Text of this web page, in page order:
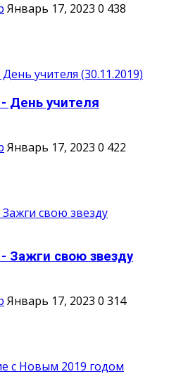
Январь 17, 2023 0 438
День учителя
Январь 17, 2023 0 422
Зажги свою звезду
Январь 17, 2023 0 314